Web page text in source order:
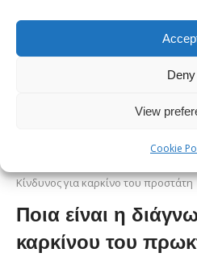
Deny
View
Cookie
Κίνδυνος για καρκίνο του προστάτη
Ποια είναι η
καρκίνου του